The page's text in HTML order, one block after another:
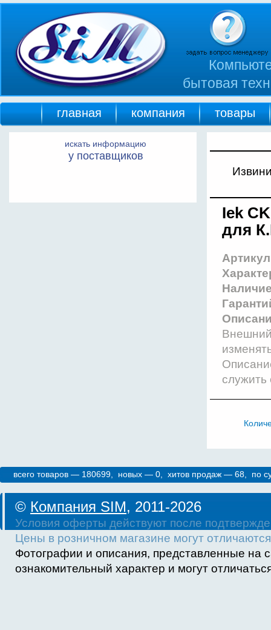
бытовая
главная компания товары
искать информацию
у поставщиков
Iek
для
Артикул
Внешний
всего товаров — 180699, новых — 0, хитов продаж — 68, по
© Компания SIM, 2011-2026
Условия оферты действуют после
Цены в розничном магазине могут
Фотографии и описания, представленные на
ознакомительный характер и могут